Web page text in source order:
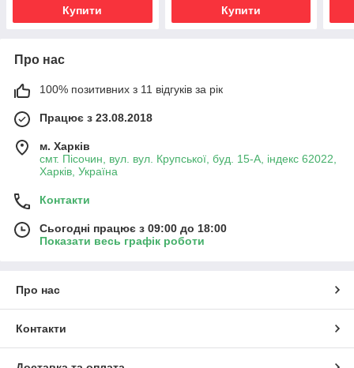
Купити Купити
Про нас
100% позитивних з 11 відгуків за рік
Працює з 23.08.2018
м. Харків
смт. Пісочин, вул. вул. Крупської, буд. 15-А, індекс 62022,
Харків, Україна
Контакти
Сьогодні працює з 09:00 до 18:00
Показати весь графік роботи
Про нас
Контакти